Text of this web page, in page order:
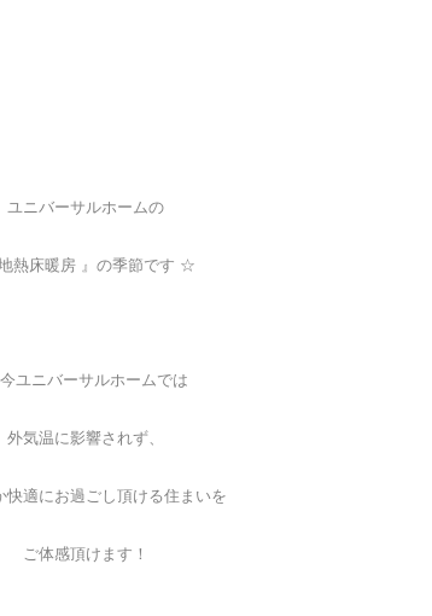
ユニバーサルホームの
地熱床暖房 』の季節です ☆
ユニバーサルホームでは
外気温に影響されず、
快適にお過ごし頂ける住まいを
ご体感頂けます！